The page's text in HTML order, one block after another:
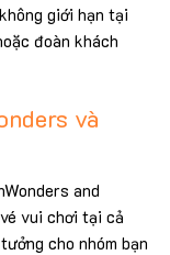
giới hạn tại
đoàn khách
và
and
vui chơi tại cả
cho nhóm bạn